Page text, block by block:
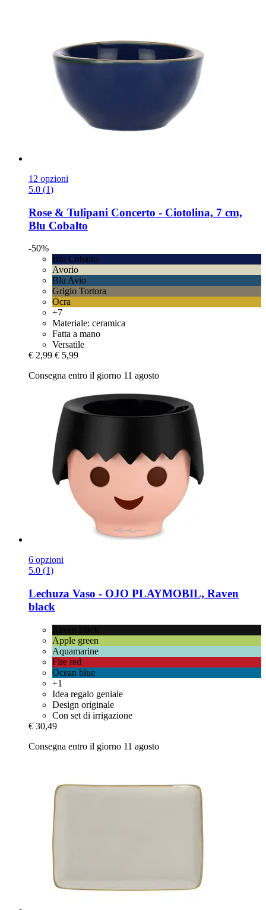
12 opzioni
5.0 (1)
Rose & Tulipani Concerto -​ Ciotolina, 7 cm,
Blu Cobalto
-50%
Blu Cobalto
Avorio
Blu Avio
Grigio Tortora
Ocra
+7
Materiale: ceramica
Fatta a mano
Versatile
€ 2,99 € 5,99
Consegna entro il giorno 11 agosto
6 opzioni
5.0 (1)
Lechuza Vaso -​ OJO PLAYMOBIL, Raven
black
Apple green
Aquamarine
Fire red
Ocean blue
+1
Idea regalo geniale
Design originale
Con set di irrigazione
€ 30,49
Consegna entro il giorno 11 agosto